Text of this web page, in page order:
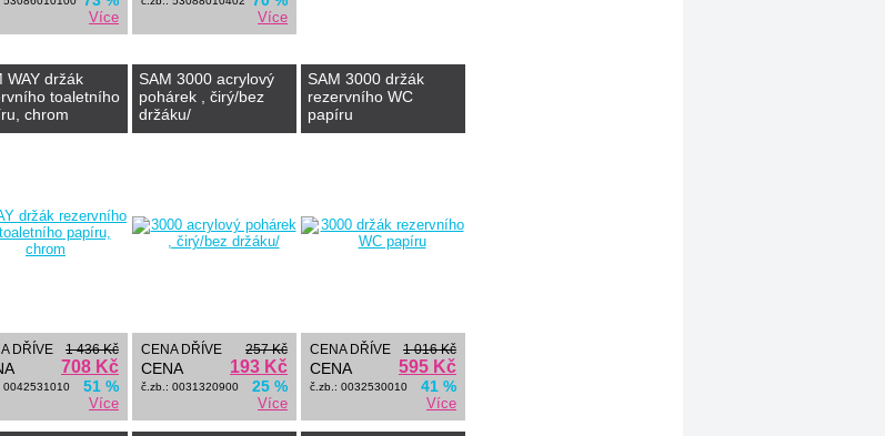
Více Více
WAY držák
toaletního
chrom
DŘÍVE 1 436 Kč
708 Kč
0042531010 51 %
Více
SAM 3000 acrylový
pohárek , čirý/bez
držáku/
CENA DŘÍVE 257 Kč
CENA 193 Kč
č.zb.: 0031320900 25 %
Více
SAM 3000 držák
rezervního WC
papíru
CENA DŘÍVE 1 016 Kč
CENA 595 Kč
č.zb.: 0032530010 41 %
Více